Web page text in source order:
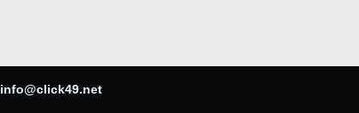
info@click49.net